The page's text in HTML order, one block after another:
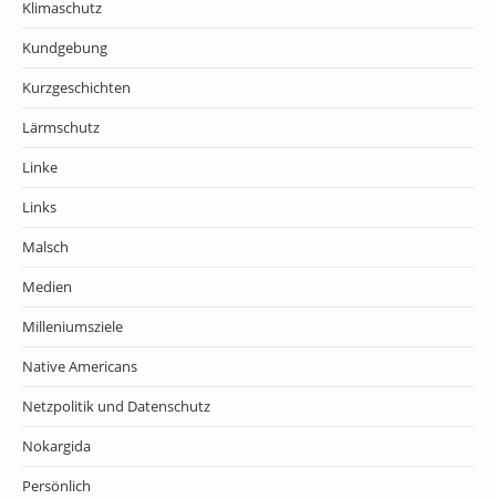
Klimaschutz
Kundgebung
Kurzgeschichten
Lärmschutz
Linke
Links
Malsch
Medien
Milleniumsziele
Native Americans
Netzpolitik und Datenschutz
Nokargida
Persönlich